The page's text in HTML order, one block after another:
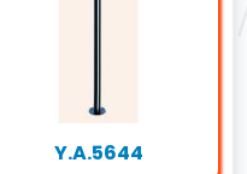
Y.A.5644